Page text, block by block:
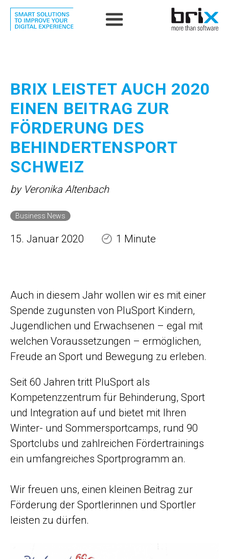
BRIX LEISTET AUCH 2020
EINEN BEITRAG ZUR
FÖRDERUNG DES
BEHINDERTENSPORT
SCHWEIZ
by Veronika Altenbach
Business News
15. Januar 2020 1 Minute
Auch in diesem Jahr wollen wir es mit einer
Spende zugunsten von PluSport Kindern,
Jugendlichen und Erwachsenen – egal mit
welchen Voraussetzungen – ermöglichen,
Freude an Sport und Bewegung zu erleben.
Seit 60 Jahren tritt PluSport als
Kompetenzzentrum für Behinderung, Sport
und Integration auf und bietet mit Ihren
Winter- und Sommersportcamps, rund 90
Sportclubs und zahlreichen Fördertrainings
ein umfangreiches Sportprogramm an.
Wir freuen uns, einen kleinen Beitrag zur
Förderung der Sportlerinnen und Sportler
leisten zu dürfen.